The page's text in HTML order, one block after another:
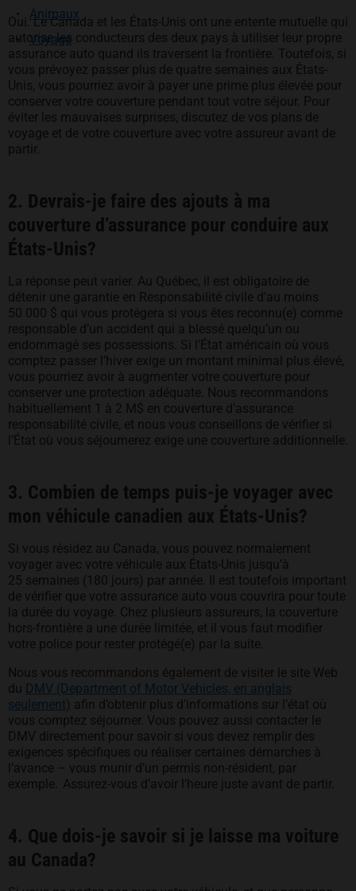
Animaux
Voyage
Oui. Le Canada et les États-Unis ont une entente mutuelle qui
autorise les conducteurs des deux pays à utiliser leur propre
assurance auto quand ils traversent la frontière. Toutefois, si
vous prévoyez passer plus de quatre semaines aux États-
Unis, vous pourriez avoir à payer une prime plus élevée pour
conserver votre couverture pendant tout votre séjour. Pour
éviter les mauvaises surprises, discutez de vos plans de
voyage et de votre couverture avec votre assureur avant de
partir.
2. Devrais-je faire des ajouts à ma
couverture d’assurance pour conduire aux
États-Unis?
La réponse peut varier. Au Québec, il est obligatoire de
détenir une garantie en Responsabilité civile d’au moins
50 000 $ qui vous protégera si vous êtes reconnu(e) comme
responsable d’un accident qui a blessé quelqu’un ou
endommagé ses possessions. Si l’État américain où vous
comptez passer l’hiver exige un montant minimal plus élevé,
vous pourriez avoir à augmenter votre couverture pour
conserver une protection adéquate. Nous recommandons
habituellement 1 à 2 M$ en couverture d’assurance
responsabilité civile, et nous vous conseillons de vérifier si
l’État où vous séjournerez exige une couverture additionnelle.
3. Combien de temps puis-je voyager avec
mon véhicule canadien aux États-Unis?
Si vous résidez au Canada, vous pouvez normalement
voyager avec votre véhicule aux États-Unis jusqu’à
25 semaines (180 jours) par année. Il est toutefois important
de vérifier que votre assurance auto vous couvrira pour toute
la durée du voyage. Chez plusieurs assureurs, la couverture
hors-frontière a une durée limitée, et il vous faut modifier
votre police pour rester protégé(e) par la suite.
Nous vous recommandons également de visiter le site Web
du DMV (Department of Motor Vehicles, en anglais
seulement) afin d’obtenir plus d’informations sur l’état où
vous comptez séjourner. Vous pouvez aussi contacter le
DMV directement pour savoir si vous devez remplir des
exigences spécifiques ou réaliser certaines démarches à
l’avance – vous munir d’un permis non-résident, par
exemple. Assurez-vous d’avoir l’heure juste avant de partir.
4. Que dois-je savoir si je laisse ma voiture
au Canada?